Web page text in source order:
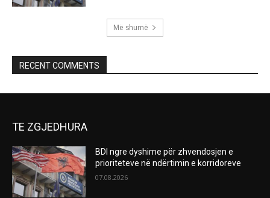
Më shumë
RECENT COMMENTS
TE ZGJEDHURA
BDI ngre dyshime për zhvendosjen e
prioriteteve në ndërtimin e korridoreve
07.08.2026